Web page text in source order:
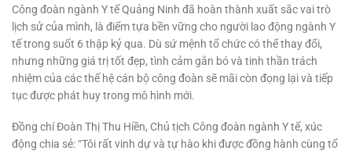
Công đoàn ngành Y tế Quảng Ninh đã hoàn thành xuất sắc vai trò
lịch sử của mình, là điểm tựa bền vững cho người lao động ngành Y
tế trong suốt 6 thập kỷ qua. Dù sứ mệnh tổ chức có thể thay đổi,
nhưng những giá trị tốt đẹp, tình cảm gắn bó và tinh thần trách
nhiệm của các thế hệ cán bộ công đoàn sẽ mãi còn đọng lại và tiếp
tục được phát huy trong mô hình mới.
Đồng chí Đoàn Thị Thu Hiền, Chủ tịch Công đoàn ngành Y tế, xúc
động chia sẻ: “Tôi rất vinh dự và tự hào khi được đồng hành cùng tổ